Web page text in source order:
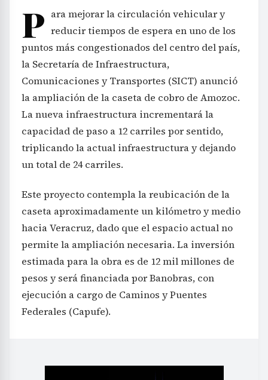
P ara mejorar la circulación vehicular y
reducir tiempos de espera en uno de los
puntos más congestionados del centro del país,
la Secretaría de Infraestructura,
Comunicaciones y Transportes (SICT) anunció
la ampliación de la caseta de cobro de Amozoc.
La nueva infraestructura incrementará la
capacidad de paso a 12 carriles por sentido,
triplicando la actual infraestructura y dejando
un total de 24 carriles.
Este proyecto contempla la reubicación de la
caseta aproximadamente un kilómetro y medio
hacia Veracruz, dado que el espacio actual no
permite la ampliación necesaria. La inversión
estimada para la obra es de 12 mil millones de
pesos y será financiada por Banobras, con
ejecución a cargo de Caminos y Puentes
Federales (Capufe).